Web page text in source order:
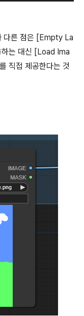
다른 점은 [Empty La
는 대신 [Load Ima
직접 제공한다는 것